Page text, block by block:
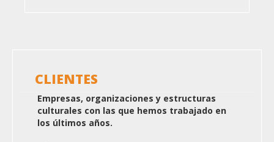
CLIENTES
Empresas, organizaciones y estructuras
culturales con las que hemos trabajado en
los últimos años.